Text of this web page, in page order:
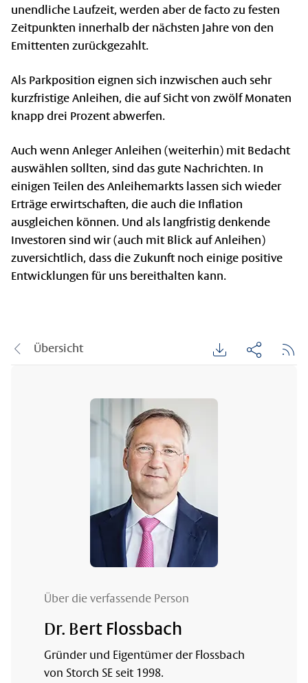
unendliche Laufzeit, werden aber de facto zu festen
Zeitpunkten innerhalb der nächsten Jahre von den
Emittenten zurückgezahlt.
Als Parkposition eignen sich inzwischen auch sehr
kurzfristige Anleihen, die auf Sicht von zwölf Monaten
knapp drei Prozent abwerfen.
Auch wenn Anleger Anleihen (weiterhin) mit Bedacht
auswählen sollten, sind das gute Nachrichten. In
einigen Teilen des Anleihemarkts lassen sich wieder
Erträge erwirtschaften, die auch die Inflation
ausgleichen können. Und als langfristig denkende
Investoren sind wir (auch mit Blick auf Anleihen)
zuversichtlich, dass die Zukunft noch einige positive
Entwicklungen für uns bereithalten kann.
Übersicht
Über die verfassende Person
Dr. Bert Flossbach
Gründer und Eigentümer der Flossbach
von Storch SE seit 1998.